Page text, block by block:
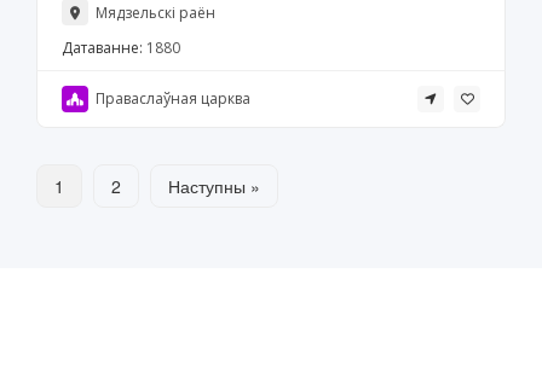
Мядзельскі раён
Датаванне: 1880
Праваслаўная царква
1 2 Наступны »